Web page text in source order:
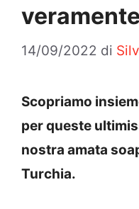
veramente
14/09/2022 di
Scopriamo
per queste
nostra amata
Turchia.